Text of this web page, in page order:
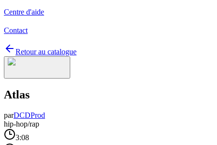
Centre d'aide
Contact
Retour au catalogue
Atlas
parDCDProd
hip-hop/rap
3:08